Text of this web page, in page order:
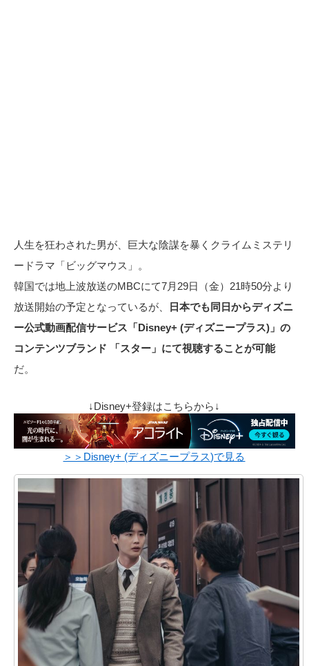
人生を狂わされた男が、巨大な陰謀を暴くクライムミステリ
ードラマ「ビッグマウス」。
韓国では地上波放送のMBCにて7月29日（金）21時50分より
放送開始の予定となっているが、
日本でも同日からディズニ
ー公式動画配信サービス「Disney+ (ディズニープラス)」の
コンテンツブランド 「スター」にて視聴することが可能
だ。
↓Disney+登録はこちらから↓
＞＞Disney+ (ディズニープラス)で見る